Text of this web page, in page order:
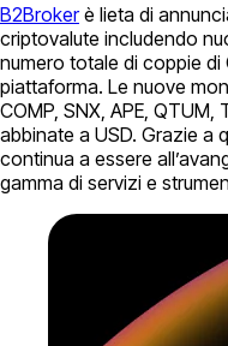
B2Brokerè lieta di
criptovalute includendo
numero totale di coppie di
piattaforma. Le nuove
COMP, SNX, APE, QTUM,
abbinate a USD. Grazie a
continua a essere
gamma di servizi e